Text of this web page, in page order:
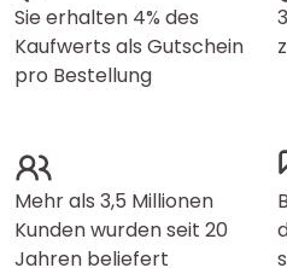
Sie erhalten 4% des
Kaufwerts als Gutschein
pro Bestellung
Mehr als 3,5 Millionen
Kunden wurden seit 20
Jahren beliefert